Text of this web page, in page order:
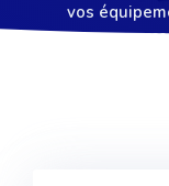
vos